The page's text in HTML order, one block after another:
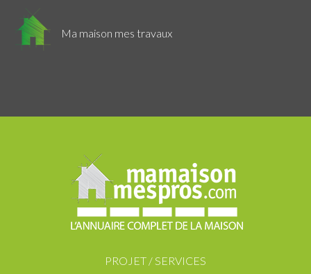
Ma maison mes travaux
PROJET / SERVICES